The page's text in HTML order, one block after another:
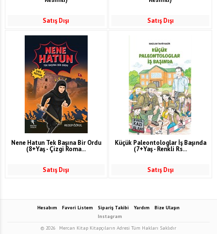
Satış Dışı Satış Dışı
Nene Hatun Tek Başına Bir Ordu
(8+Yaş - Çizgi Roma...
Satış Dışı
Küçük Paleontologlar İş Başında
(7+Yaş - Renkli Rs...
Satış Dışı
Hesabım Favori Listem Sipariş Takibi Yardım
Bize Ulaşın
Instagram
© 2026
Mercan Kitap Kitapçıların Adresi Tüm Hakları Saklıdır